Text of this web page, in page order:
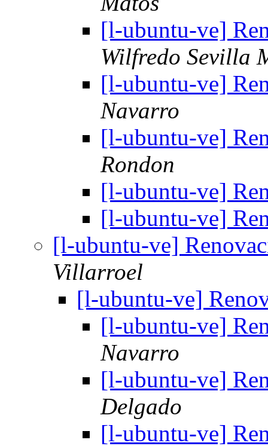
[l-ubuntu-ve]
Wilfredo Sevilla
[l-ubuntu-ve]
Navarro
[l-ubuntu-ve]
Rondon
[l-ubuntu-ve]
[l-ubuntu-ve]
[l-ubuntu-ve]
Villarroel
[l-ubuntu-ve]
[l-ubuntu-ve]
Navarro
[l-ubuntu-ve]
Delgado
[l-ubuntu-ve]